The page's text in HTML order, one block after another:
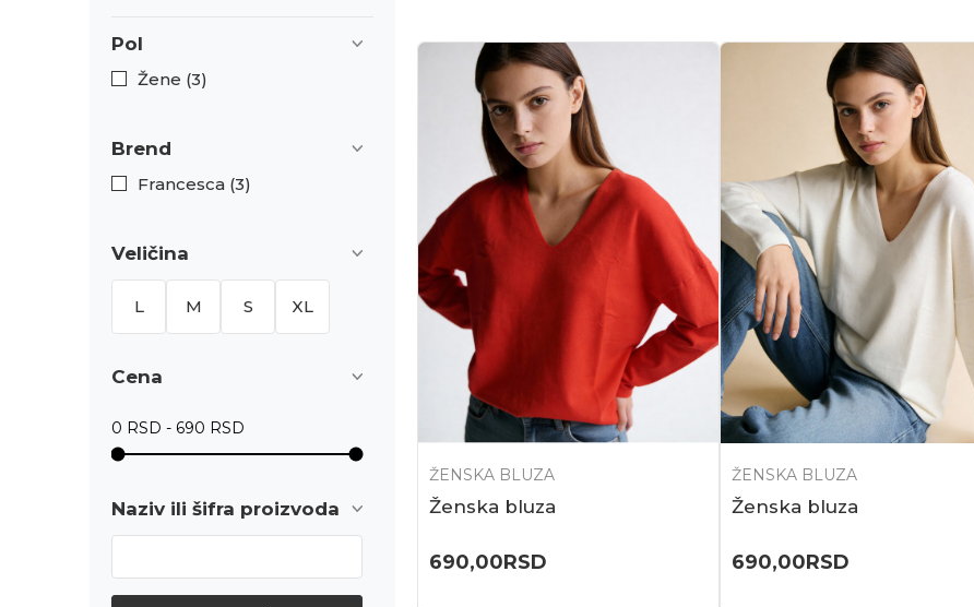
Pol
Žene (3)
Brend
Francesca (3)
Veličina
L M S XL
Cena
Naziv ili šifra proizvoda
ŽENSKA BLUZA
Ženska bluza
690,00RSD
ŽENSKA BLUZA
Ženska bluza
690,00RSD